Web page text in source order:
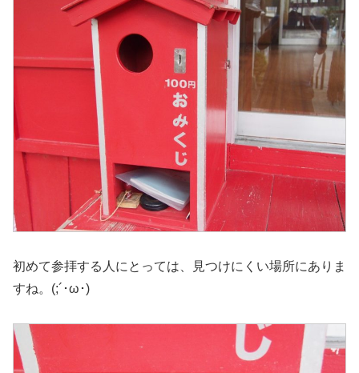
初めて参拝する人にとっては、見つけにくい場所にありま
すね。(;´･ω･)